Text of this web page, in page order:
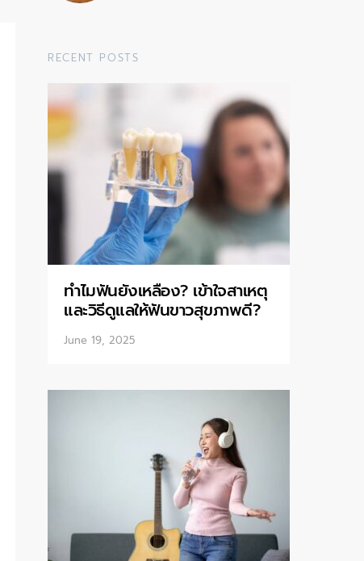
RECENT POSTS
ทำไมฟันยังเหลือง? เข้าใจสาเหตุ
และวิธีดูแลให้ฟันขาวสุขภาพดี?
June 19, 2025